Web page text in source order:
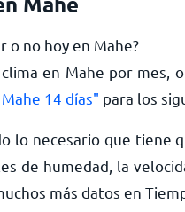
o no hoy en Mahe?
en Mahe por mes,
14 días" para los
lo necesario que tiene
de humedad, la
más datos en